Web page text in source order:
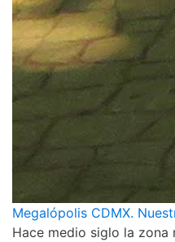
Megalópolis CDMX.
Hace medio siglo la